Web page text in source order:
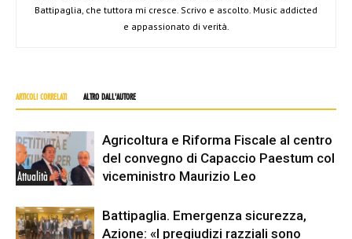
Battipaglia, che tuttora mi cresce. Scrivo e ascolto. Music addicted
e appassionato di verità.
ARTICOLI CORRELATI ALTRO DALL'AUTORE
Attualità
Agricoltura e Riforma Fiscale al centro
del convegno di Capaccio Paestum col
viceministro Maurizio Leo
Battipaglia. Emergenza sicurezza,
Azione: «I pregiudizi razziali sono